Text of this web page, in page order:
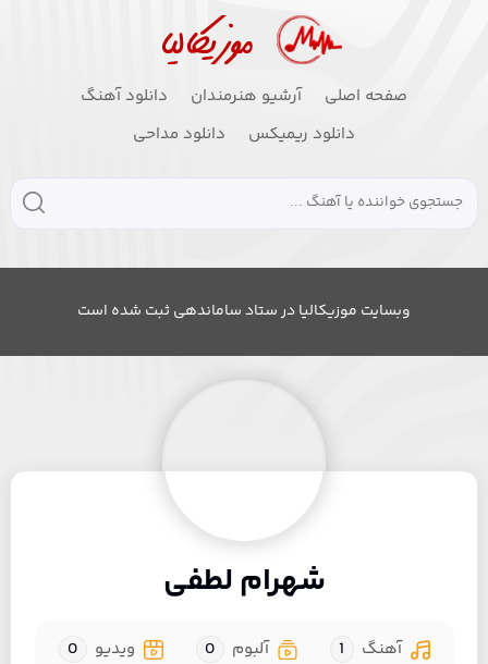
صفحه اصلی آرشیو هنرمندان
دانلود آهنگ
دانلود ریمیکس
دانلود مداحی
وبسایت موزیکالیا در ستاد ساماندهی ثبت شده است
شهرام لطفی
آهنگ 1 آلبوم 0 ویدیو 0